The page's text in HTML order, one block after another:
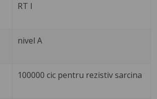
RT I
nivel A
100000 cic pentru rezistiv sarcina